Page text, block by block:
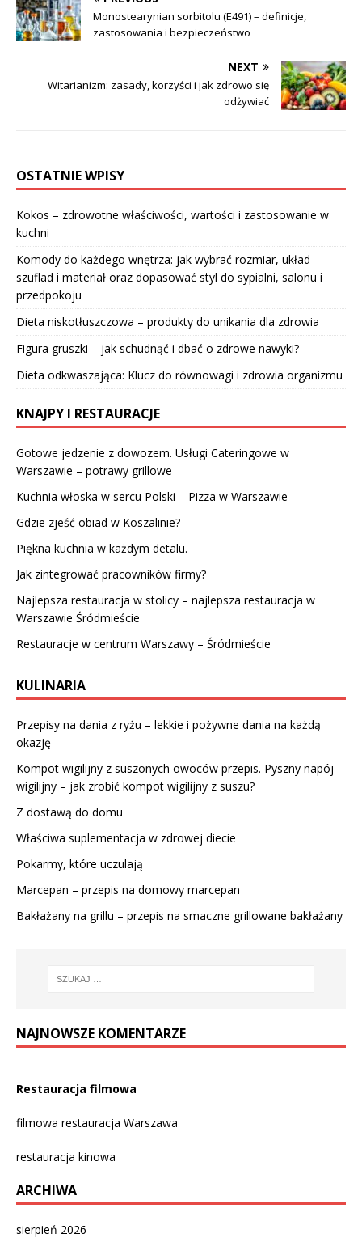
Monostearynian sorbitolu (E491) – definicje,
zastosowania i bezpieczeństwo
NEXT
Witarianizm: zasady, korzyści i jak zdrowo się
odżywiać
OSTATNIE WPISY
Kokos – zdrowotne właściwości, wartości i zastosowanie w
kuchni
Komody do każdego wnętrza: jak wybrać rozmiar, układ
szuflad i materiał oraz dopasować styl do sypialni, salonu i
przedpokoju
Dieta niskotłuszczowa – produkty do unikania dla zdrowia
Figura gruszki – jak schudnąć i dbać o zdrowe nawyki?
Dieta odkwaszająca: Klucz do równowagi i zdrowia organizmu
KNAJPY I RESTAURACJE
Gotowe jedzenie z dowozem. Usługi Cateringowe w
Warszawie – potrawy grillowe
Kuchnia włoska w sercu Polski – Pizza w Warszawie
Gdzie zjeść obiad w Koszalinie?
Piękna kuchnia w każdym detalu.
Jak zintegrować pracowników firmy?
Najlepsza restauracja w stolicy – najlepsza restauracja w
Warszawie Śródmieście
Restauracje w centrum Warszawy – Śródmieście
KULINARIA
Przepisy na dania z ryżu – lekkie i pożywne dania na każdą
okazję
Kompot wigilijny z suszonych owoców przepis. Pyszny napój
wigilijny – jak zrobić kompot wigilijny z suszu?
Z dostawą do domu
Właściwa suplementacja w zdrowej diecie
Pokarmy, które uczulają
Marcepan – przepis na domowy marcepan
Bakłażany na grillu – przepis na smaczne grillowane bakłażany
NAJNOWSZE KOMENTARZE
Restauracja filmowa
filmowa restauracja Warszawa
restauracja kinowa
ARCHIWA
sierpień 2026